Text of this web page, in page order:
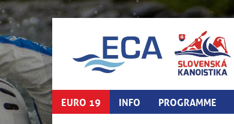
EURO 19 INFO PROGRAMME